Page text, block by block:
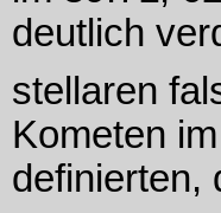
deutlich
stellaren
Kometen
definierten,